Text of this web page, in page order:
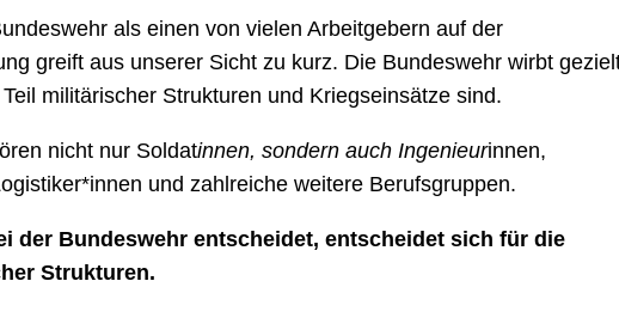
als einen von vielen Arbeitgebern auf der
greift aus unserer Sicht zu kurz. Die Bundeswehr wirbt
militärischer Strukturen und Kriegseinsätze sind.
nicht nur Soldatinnen, sondern auch Ingenieurinnen,
und zahlreiche weitere Berufsgruppen.
der Bundeswehr entscheidet, entscheidet sich für die
Strukturen.